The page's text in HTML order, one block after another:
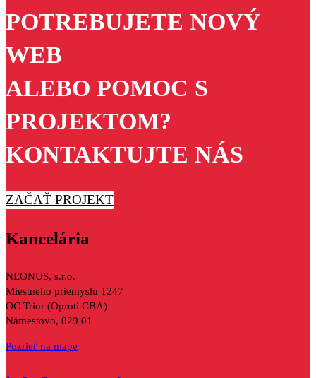
POTREBUJETE NOVÝ
WEB
ALEBO POMOC S
PROJEKTOM?
KONTAKTUJTE NÁS
ZAČAŤ PROJEKT
Kancelária
NEONUS, s.r.o.
Miestneho priemyslu 1247
OC Trior (Oproti CBA)
Námestovo, 029 01
Pozrieť na mape